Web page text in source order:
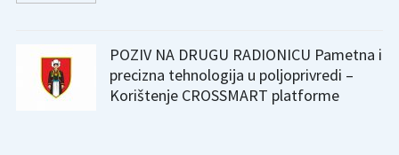
POZIV NA DRUGU RADIONICU Pametna i
precizna tehnologija u poljoprivredi –
Korištenje CROSSMART platforme